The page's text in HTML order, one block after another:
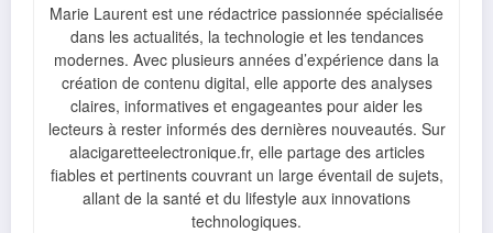
Marie Laurent est une rédactrice passionnée spécialisée
dans les actualités, la technologie et les tendances
modernes. Avec plusieurs années d’expérience dans la
création de contenu digital, elle apporte des analyses
claires, informatives et engageantes pour aider les
lecteurs à rester informés des dernières nouveautés. Sur
alacigaretteelectronique.fr, elle partage des articles
fiables et pertinents couvrant un large éventail de sujets,
allant de la santé et du lifestyle aux innovations
technologiques.